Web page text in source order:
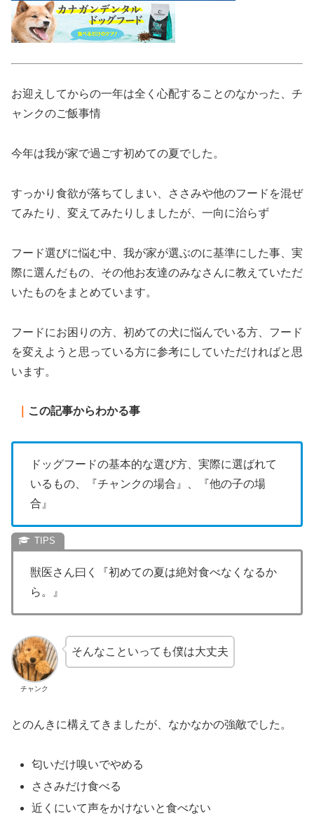
お迎えしてからの一年は全く心配することのなかった、チ
ャンクのご飯事情
今年は我が家で過ごす初めての夏でした。
すっかり食欲が落ちてしまい、ささみや他のフードを混ぜ
てみたり、変えてみたりしましたが、一向に治らず
フード選びに悩む中、我が家が選ぶのに基準にした事、実
際に選んだもの、その他お友達のみなさんに教えていただ
いたものをまとめています。
フードにお困りの方、初めての犬に悩んでいる方、フード
を変えようと思っている方に参考にしていただければと思
います。
この記事からわかる事
ドッグフードの基本的な選び方、実際に選ばれて
いるもの、『チャンクの場合』、『他の子の場
合』
獣医さん曰く『初めての夏は絶対食べなくなるか
ら。』
チャンク
そんなこといっても僕は大丈夫
とのんきに構えてきましたが、なかなかの強敵でした。
匂いだけ嗅いでやめる
ささみだけ食べる
近くにいて声をかけないと食べない